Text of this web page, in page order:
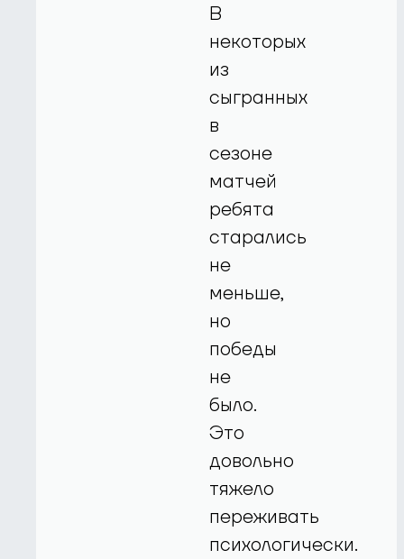
В
некоторых
из
сыгранных
в
сезоне
матчей
ребята
старались
не
меньше,
но
победы
не
было.
Это
довольно
тяжело
переживать
психологически.